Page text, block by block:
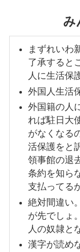
み
まずれいわ
了承すると
人に生活保
外国人生活
外国籍の人
れば駐日大
がなくなる
活保護をと
領事館の退
条約を知ら
支払ってる
絶対間違い
が先でしょ
人の奴隷と
漢字が読め